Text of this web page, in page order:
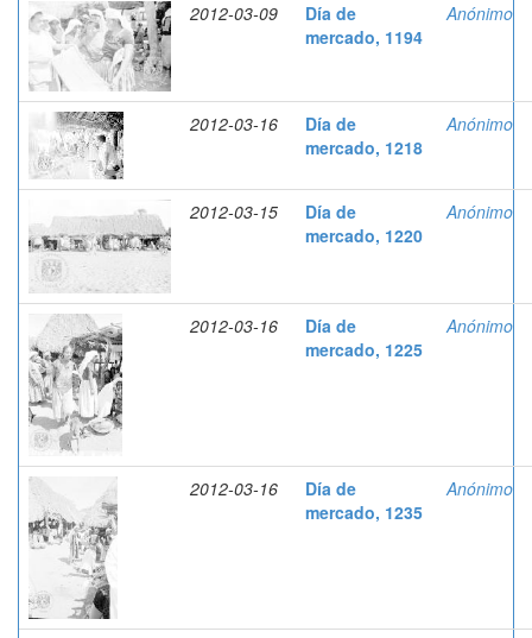
2012-03-09
Día de
mercado, 1194
Anónimo
2012-03-16
Día de
mercado, 1218
Anónimo
2012-03-15
Día de
mercado, 1220
Anónimo
2012-03-16
Día de
mercado, 1225
Anónimo
2012-03-16
Día de
mercado, 1235
Anónimo